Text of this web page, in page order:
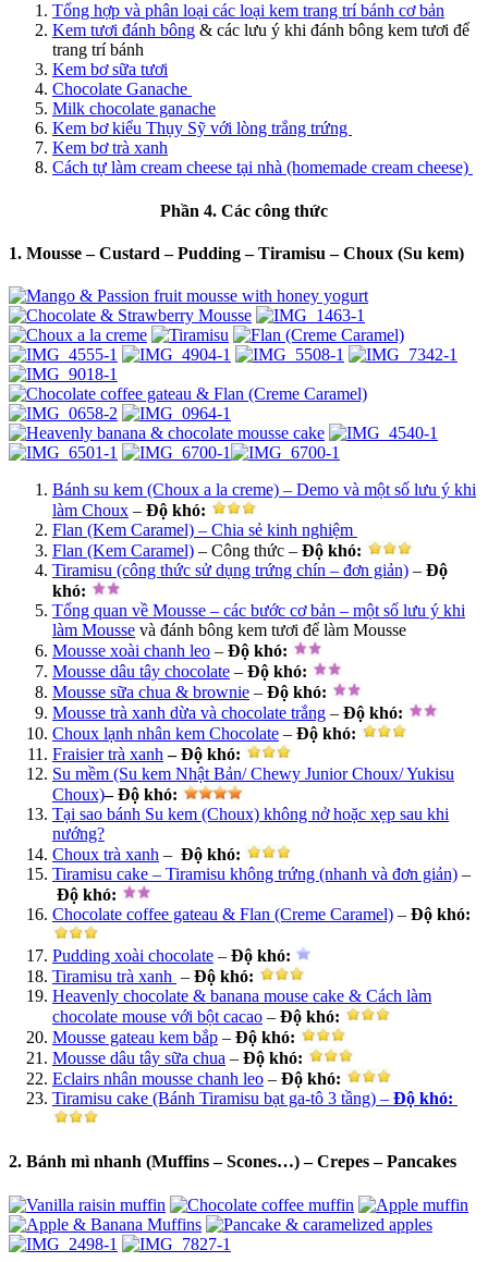
Tổng hợp và phân loại các loại kem trang trí bánh cơ bản
Kem tươi đánh bông & các lưu ý khi đánh bông kem tươi để
trang trí bánh
Kem bơ sữa tươi
Chocolate Ganache
Milk chocolate ganache
Kem bơ kiểu Thụy Sỹ với lòng trắng trứng
Kem bơ trà xanh
Cách tự làm cream cheese tại nhà (homemade cream cheese)
Phần 4. Các công thức
1. Mousse – Custard – Pudding – Tiramisu – Choux (Su kem)
Bánh su kem (Choux a la creme) – Demo và một số lưu ý khi
làm Choux – Độ khó:
Flan (Kem Caramel) – Chia sẻ kinh nghiệm
Flan (Kem Caramel) – Công thức – Độ khó:
Tiramisu (công thức sử dụng trứng chín – đơn giản) – Độ
khó:
Tổng quan về Mousse – các bước cơ bản – một số lưu ý khi
làm Mousse và đánh bông kem tươi để làm Mousse
Mousse xoài chanh leo – Độ khó:
Mousse dâu tây chocolate – Độ khó:
Mousse sữa chua & brownie – Độ khó:
Mousse trà xanh dừa và chocolate trắng – Độ khó:
Choux lạnh nhân kem Chocolate – Độ khó:
Fraisier trà xanh – Độ khó:
Su mềm (Su kem Nhật Bản/ Chewy Junior Choux/ Yukisu
Choux)–Độ khó:
Tại sao bánh Su kem (Choux) không nở hoặc xẹp sau khi
nướng?
Choux trà xanh – Độ khó:
Tiramisu cake – Tiramisu không trứng (nhanh và đơn giản) –
Độ khó:
Chocolate coffee gateau & Flan (Creme Caramel) – Độ khó:
Pudding xoài chocolate – Độ khó:
Tiramisu trà xanh – Độ khó:
Heavenly chocolate & banana mouse cake & Cách làm
chocolate mouse với bột cacao – Độ khó:
Mousse gateau kem bắp – Độ khó:
Mousse dâu tây sữa chua – Độ khó:
Eclairs nhân mousse chanh leo – Độ khó:
Tiramisu cake (Bánh Tiramisu bạt ga-tô 3 tầng) – Độ khó:
2. Bánh mì nhanh (Muffins – Scones…) – Crepes – Pancakes